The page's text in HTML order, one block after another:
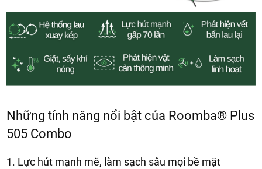
Những tính năng nổi bật của Roomba® Plus
505 Combo
1. Lực hút mạnh mẽ, làm sạch sâu mọi bề mặt